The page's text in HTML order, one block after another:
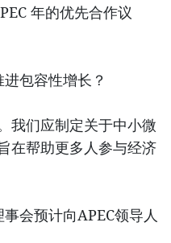
年的优先合作议
包容性增长？
我们应制定关于中小微
在帮助更多人参与经济
会预计向APEC领导人